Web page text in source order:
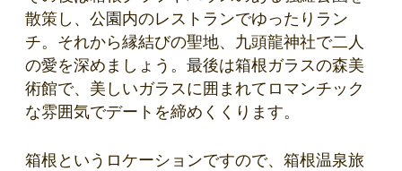
散策し、公園内のレストランでゆったりラン
チ。それから縁結びの聖地、九頭龍神社で二人
の愛を深めましょう。最後は箱根ガラスの森美
術館で、美しいガラスに囲まれてロマンチック
な雰囲気でデートを締めくくります。
箱根というロケーションですので、箱根温泉旅